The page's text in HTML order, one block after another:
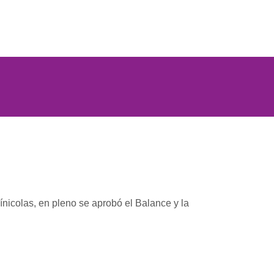
en pleno se aprobó el Balance y la